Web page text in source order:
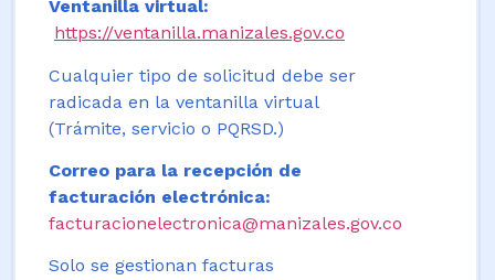
Ventanilla virtual:
https://ventanilla.manizales.gov.co
Cualquier tipo de solicitud debe ser
radicada en la ventanilla virtual
(Trámite, servicio o PQRSD.)
Correo para la recepción de
facturación electrónica:
facturacionelectronica@manizales.gov.co
Solo se gestionan facturas